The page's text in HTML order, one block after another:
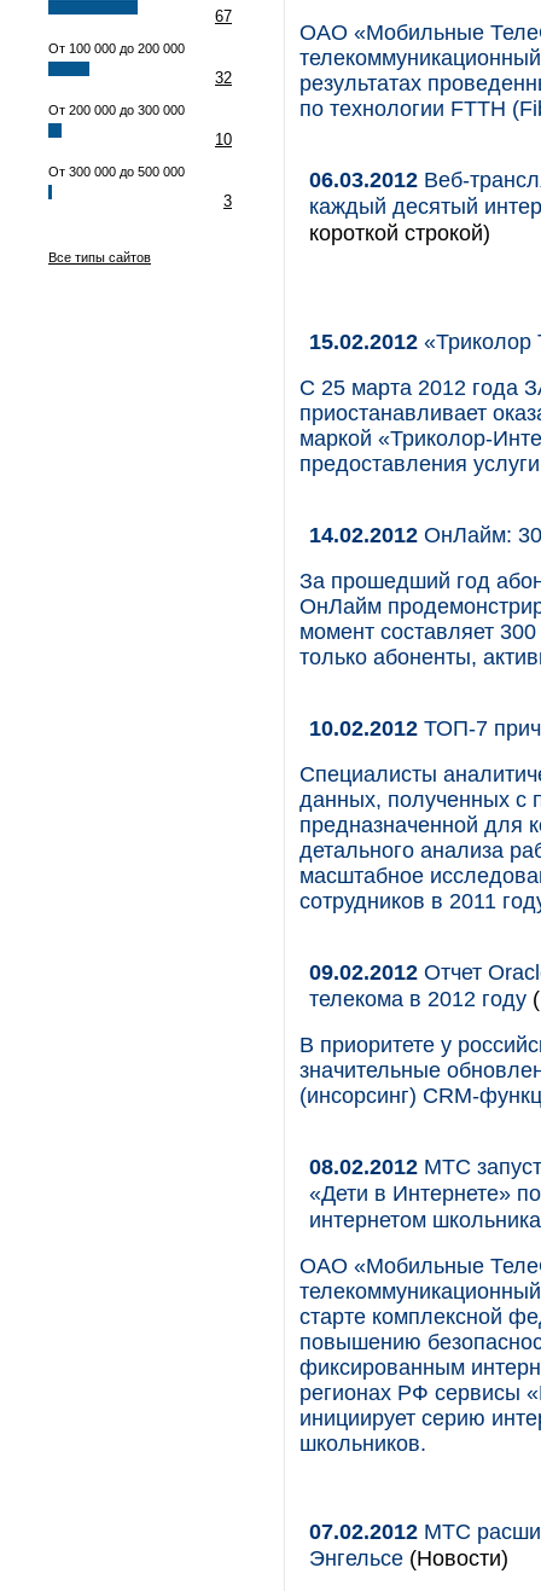
67
От 100 000 до 200 000
32
От 200 000 до 300 000
10
От 300 000 до 500 000
3
Все типы сайтов
ОАО «Мобильные
результатах
по технологии FTTH
06.03.2012 Веб-
каждый десятый
короткой строкой)
15.02.2012 «Триколор
С 25 марта 2012 года
приостанавливает
маркой «Триколор-
предоставления
14.02.2012 ОнЛайм:
За прошедший год
ОнЛайм
момент составляет
только абоненты,
10.02.2012 ТОП-7
Специалисты
данных, полученных с
предназначенной для
детального анализа
масштабное
сотрудников в 2011
09.02.2012 Отчет
телекома в 2012 году
В приоритете у
значительные
(инсорсинг) CRM-
08.02.2012 МТС
«Дети в Интернете»
интернетом
ОАО «Мобильные
старте комплексной
повышению
фиксированным
регионах РФ сервисы
инициирует серию
школьников.
07.02.2012 МТС
Энгельсе (Новости)